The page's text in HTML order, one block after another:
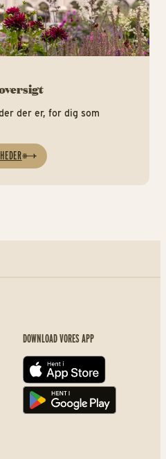
der er, for dig som
DOWNLOAD VORES APP
App store
Play store